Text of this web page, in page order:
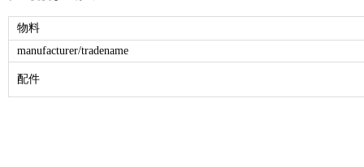
物料
manufacturer/tradename
配件